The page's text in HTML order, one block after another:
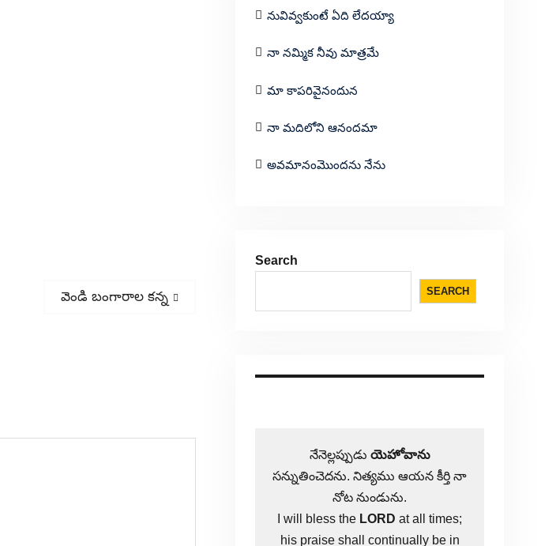
Next
వెండి బంగారాల కన్న
నువివ్వకుంటే ఏది లేదయ్యా
నా నమ్మిక నీవు మాత్రమే
మా కాపరివైనందున
నా మదిలోని ఆనందమా
అవమానంమొందను నేను
Search
SEARCH
నేనెల్లప్పుడు యెహోవాను
సన్నుతించెదను. నిత్యము ఆయన కీర్తి నా
నోట నుండును.
I will bless the LORD at all times;
his praise shall continually be in